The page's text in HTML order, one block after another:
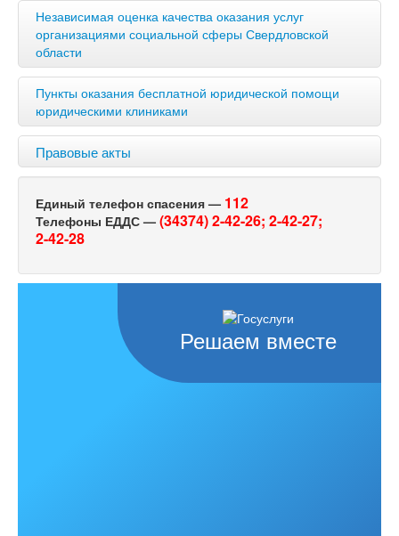
Независимая оценка качества оказания услуг
организациями социальной сферы Свердловской
области
Пункты оказания бесплатной юридической помощи
юридическими клиниками
Правовые акты
Единый телефон спасения — 112
Телефоны ЕДДС — (34374) 2-42-26; 2-42-27;
2-42-28
Решаем вместе